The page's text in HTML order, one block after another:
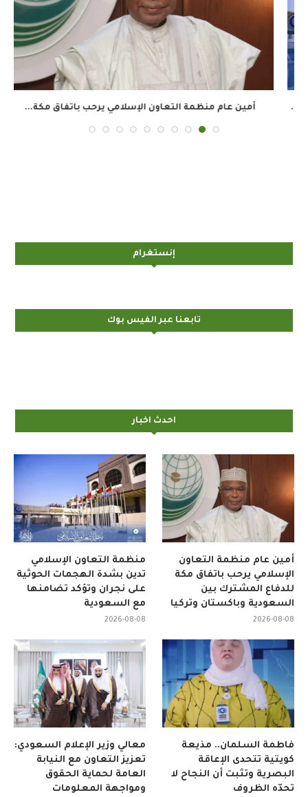
أمين عام منظمة التعاون الإسلامي يرحب باتفاق مكة...
إنستغرام
تابعنا عبر الفيس بوك
احدث اخبار
منظمة التعاون الإسلامي
تدين بشدة الهجمات الحوثية
على نجران وتؤكد تضامنها
مع السعودية
2026-08-08
أمين عام منظمة التعاون
الإسلامي يرحب باتفاق مكة
للدفاع المشترك بين
السعودية وباكستان وتركيا
2026-08-08
معالي وزير الإعلام السعودي:
تعزيز التعاون مع النيابة
العامة لحماية الحقوق
ومواجهة المعلومات
فاطمة السلمان.. مذيعة
كويتية تتحدى الإعاقة
البصرية وتثبت أن النجاح لا
تحدّه الظروف